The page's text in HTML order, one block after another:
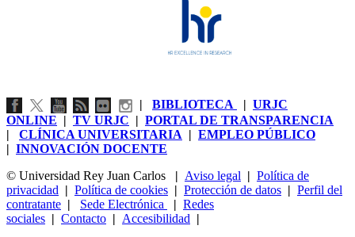
| BIBLIOTECA | URJC
ONLINE | TV URJC | PORTAL DE TRANSPARENCIA
| CLÍNICA UNIVERSITARIA | EMPLEO PÚBLICO
| INNOVACIÓN DOCENTE
© Universidad Rey Juan Carlos
| Aviso legal | Política de
privacidad | Política de cookies | Protección de datos | Perfil del
contratante | Sede Electrónica | Redes
sociales | Contacto | Accesibilidad |